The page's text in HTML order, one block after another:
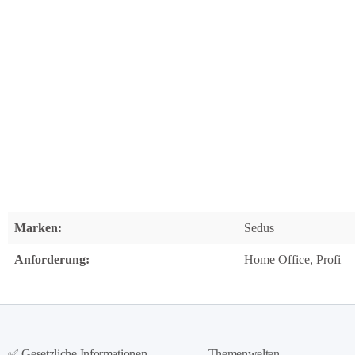
Marken: Sedus
Anforderung: Home Office, Profi